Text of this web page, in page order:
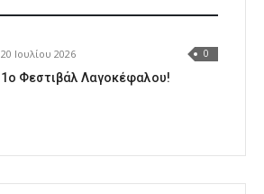
20 Ιουλίου 2026 0
1o Φεστιβάλ Λαγοκέφαλου!